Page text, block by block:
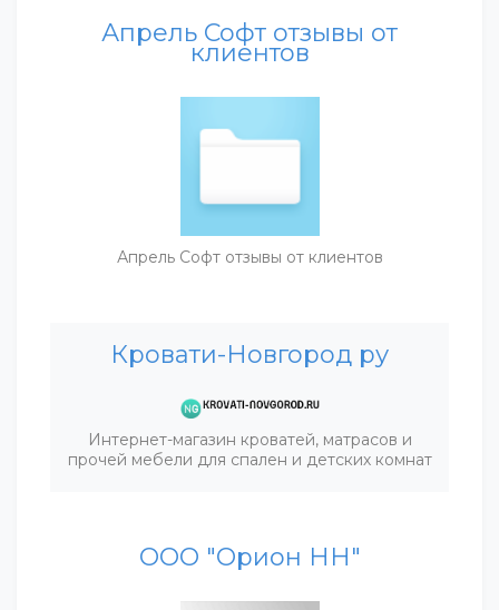
Апрель Софт отзывы от
клиентов
Апрель Софт отзывы от клиентов
Кровати-Новгород ру
Интернет-магазин кроватей, матрасов и
прочей мебели для спален и детских комнат
ООО "Орион НН"